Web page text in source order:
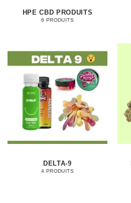
HPE CBD PRODUITS
6 PRODUITS
DELTA-9
4 PRODUITS